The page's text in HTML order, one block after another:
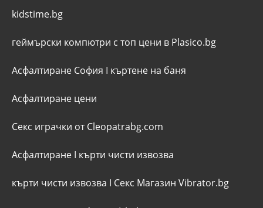
kidstime.bg
геймърски компютри с топ цени в Plasico.bg
Асфалтиране София I къртене на баня
Асфалтиране цени
Секс играчки от Cleopatrabg.com
Асфалтиране I кърти чисти извозва
кърти чисти извозва I Секс Магазин Vibrator.bg